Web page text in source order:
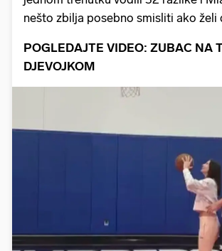
nešto zbilja posebno smisliti ako želi
POGLEDAJTE VIDEO: ZUBAC NA
DJEVOJKOM
Pokretanje videa...